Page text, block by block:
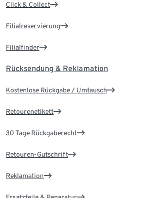
Click & Collect
Filialreservierung
Filialfinder
Rücksendung & Reklamation
Kostenlose Rückgabe / Umtausch
Retourenetikett
30 Tage Rückgaberecht
Retouren-Gutschrift
Reklamation